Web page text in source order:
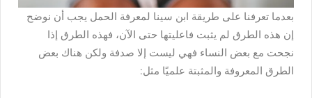
بعدما تعرفنا على طريقة ابن سينا لمعرفة الحمل يجب أن نوضح
إن هذه الطرق لم يثبت فاعليتها حتى الآن، فهذه الطرق إذا
نجحت مع بعض النساء فهي ليست إلا صدفة ولكن هناك بعض
الطرق المعروفة والمثبتة علميًا مثل: